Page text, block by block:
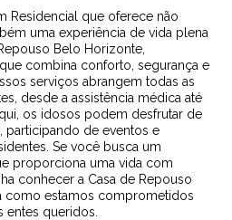
Residencial que oferece não
uma experiência de vida plena
Belo Horizonte,
combina conforto, segurança e
serviços abrangem todas as
desde a assistência médica até
os idosos podem desfrutar de
participando de eventos e
Se você busca um
proporciona uma vida com
conhecer a Casa de Repouso
como estamos comprometidos
queridos.